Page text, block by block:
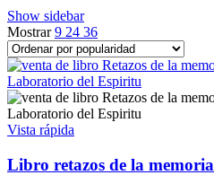
Show sidebar
Mostrar9 24 36
Vista rápida
Libro retazos de la memoria